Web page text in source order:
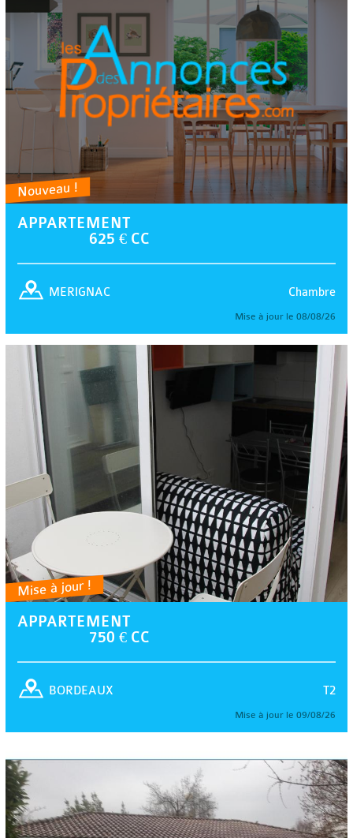
Nouveau !
APPARTEMENT
625 € CC
Chambre
MERIGNAC
Mise à jour le 08/08/26
Mise à jour !
APPARTEMENT
750 € CC
T2
BORDEAUX
Mise à jour le 09/08/26